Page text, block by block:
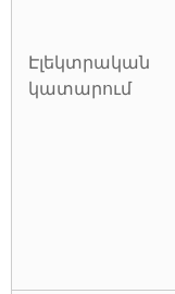
Էլեկտրական
կատարում